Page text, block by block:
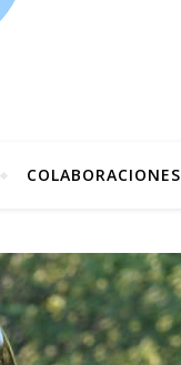
COLABORACIONES